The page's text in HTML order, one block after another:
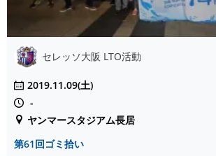
セレッソ大阪 LTO活動
2019.11.09(土)
-
ヤンマースタジアム長居
第61回ゴミ拾い